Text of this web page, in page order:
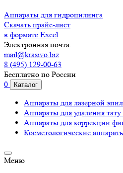
Аппараты для гидропилинга
Скачать прайс-лист
в формате Excel
Электронная почта:
mail@krasivo.biz
8 (495) 129-00-63
Бесплатно по России
0
Каталог
Аппараты для лазерной
Аппараты для удаления тату
Аппараты для коррекции
Косметологические
Меню